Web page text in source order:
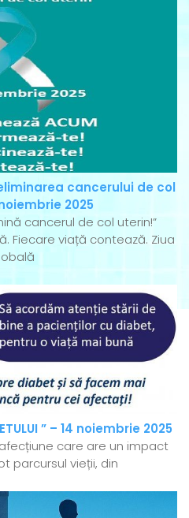
cancerului de col
2025
cancerul de col uterin!”
Fiecare viață contează. Ziua
” – 14 noiembrie 2025
care are un impact
parcursul vieții, din